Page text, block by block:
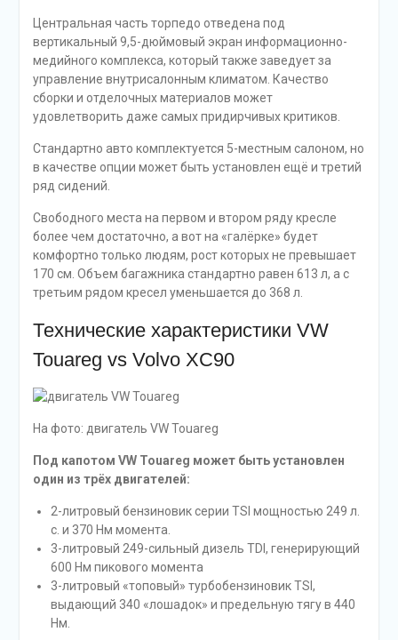
Центральная часть торпедо отведена под
вертикальный 9,5-дюймовый экран информационно-
медийного комплекса, который также заведует за
управление внутрисалонным климатом. Качество
сборки и отделочных материалов может
удовлетворить даже самых придирчивых критиков.
Стандартно авто комплектуется 5-местным салоном, но
в качестве опции может быть установлен ещё и третий
ряд сидений.
Свободного места на первом и втором ряду кресле
более чем достаточно, а вот на «галёрке» будет
комфортно только людям, рост которых не превышает
170 см. Объем багажника стандартно равен 613 л, а с
третьим рядом кресел уменьшается до 368 л.
Технические характеристики VW
Touareg vs Volvo XC90
На фото: двигатель VW Touareg
Под капотом VW Touareg может быть установлен
один из трёх двигателей:
2-литровый бензиновик серии TSI мощностью 249 л.
с. и 370 Нм момента.
3-литровый 249-сильный дизель TDI, генерирующий
600 Нм пикового момента
3-литровый «топовый» турбобензиновик TSI,
выдающий 340 «лошадок» и предельную тягу в 440
Нм.